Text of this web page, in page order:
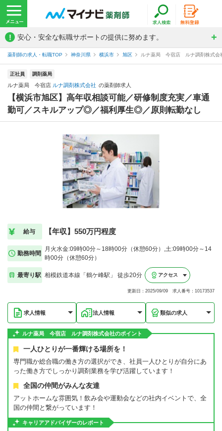
! 安心・安全な転職サポートの提供に努めます。
薬剤師の求人・転職TOP 神奈川県 横浜市 旭区 ルナ薬局 今宿店 ルナ調剤株式会
正社員 調剤薬局
ルナ薬局 今宿店 ルナ調剤株式会社 の薬剤師求人
【横浜市旭区】高年収相談可能／研修制度充実／車通
勤可／スキルアップ◎／福利厚生◎／原則転勤なし
給与 【年収】550万円程度
勤務時間
月火水金:09時00分～18時00分（休憩60分）,土:09時00分～14
時00分（休憩60分）
最寄り駅 相模鉄道本線「鶴ケ峰駅」 徒歩20分 アクセス
更新日：2025/09/09 求人番号：10173537
求人情報 法人情報 類似の求人
ルナ薬局 今宿店 ルナ調剤株式会社のポイント
一人ひとりが一番輝ける場所を！
専門職か総合職の働き方の選択ができ、社員一人ひとりが自分にあ
った働き方でしっかり調剤業務を学び活躍しています！
全国の仲間がみんな友達
アットホームな雰囲気！飲み会や運動会などの社内イベントで、全
国の仲間と繋がっています！
キャリアアドバイザーのレポート